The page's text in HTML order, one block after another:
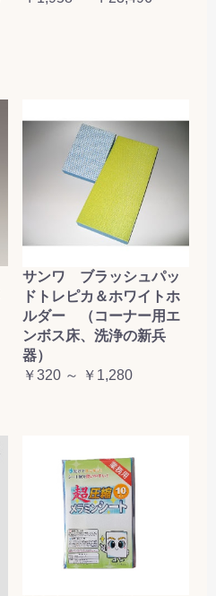
サンワ ブラッシュパッ
ドトレピカ＆ホワイトホ
ルダー （コーナー用エ
ンボス床、洗浄の新兵
器）
￥320 ～ ￥1,280